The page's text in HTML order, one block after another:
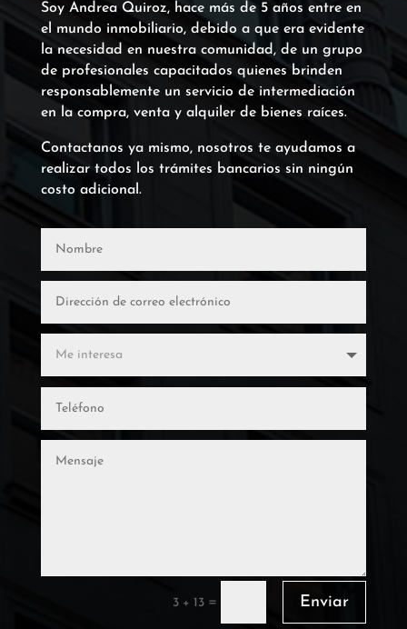
Soy Andrea Quiroz, hace más de 5 años entre en
el mundo inmobiliario, debido a que era evidente
la necesidad en nuestra comunidad, de un grupo
de profesionales capacitados quienes brinden
responsablemente un servicio de intermediación
en la compra, venta y alquiler de bienes raíces.
Contactanos ya mismo, nosotros te ayudamos a
realizar todos los trámites bancarios sin ningún
costo adicional.
3 + 13 = Enviar